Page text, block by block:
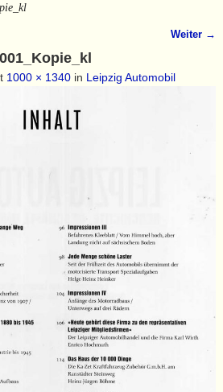
Weiter →
1000 × 1340in Leipzig Automobil